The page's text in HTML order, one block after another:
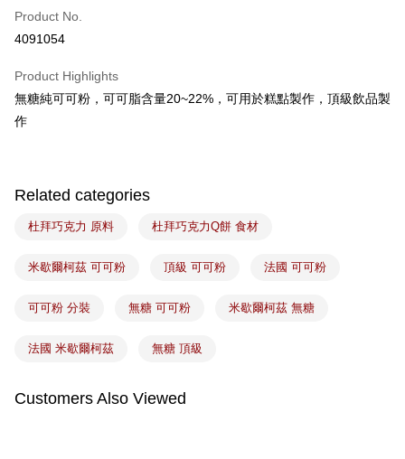
Easy Wallet
Google Pay
Plus Pay
ATM Transfer
NT$100/order | Free shipping on orders of NT$1,500 or more
NT$100/order | Free shipping on orders of NT$1,500 or more
付款後門市自取
Product No.
4091054
Product Highlights
無糖純可可粉，可可脂含量20~22%，可用於糕點製作，頂級飲品製
作
Related categories
杜拜巧克力 原料 杜拜巧克力Q餅 食材
米歇爾柯茲 可可粉 頂級 可可粉 法國 可可粉
可可粉 分裝 無糖 可可粉 米歇爾柯茲 無糖
法國 米歇爾柯茲 無糖 頂級
Customers Also Viewed